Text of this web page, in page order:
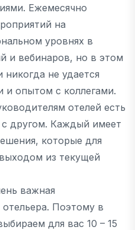
Ежемесячно
на
уровнях в
и вебинаров, но в этом
не удается
и опытом с коллегами.
отелей есть
с другом. Каждый имеет
которые для
из текущей
важная
Поэтому в
для вас 10 – 15